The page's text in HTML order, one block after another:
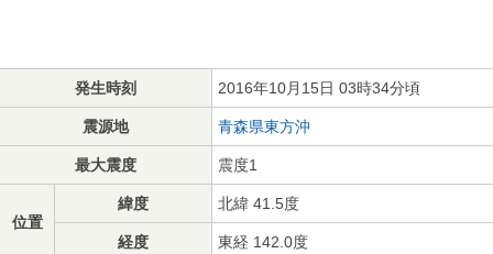
発生時刻 2016年10月15日 03時34分頃
震源地 青森県東方沖
最大震度 震度1
位置
緯度 北緯 41.5度
経度 東経 142.0度